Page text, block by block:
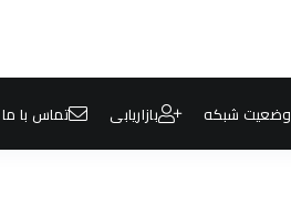
وضعیت شبکه بازاریابی تماس با ما